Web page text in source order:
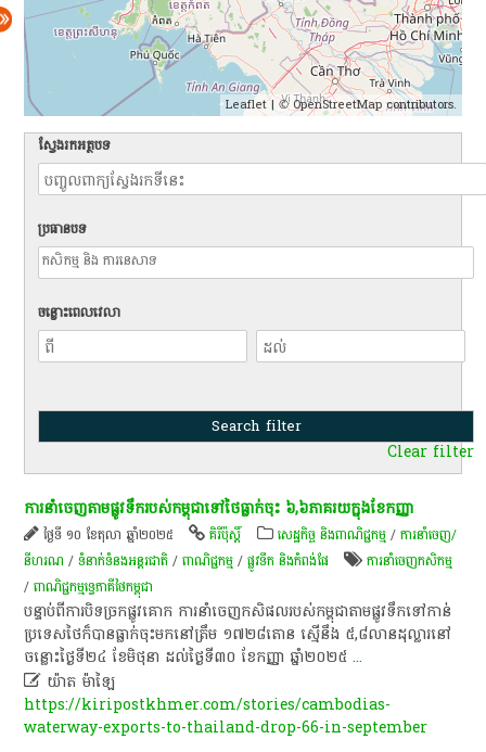
Leaflet| © OpenStreetMapcontributors.
ស្វែងរកអត្ថបទ
ប្រធានបទ
ចន្លោះពេលវេលា
Clear filter
ការ​នាំចេញ​តាម​ផ្លូវ​ទឹក​របស់​កម្ពុជា​ទៅ​ថៃ​ធ្លាក់ចុះ​ ​៦,៦​ភាគរយ​ក្នុង​ខែកញ្ញា
ថ្ងៃទី ១០ ខែតុលា ឆ្នាំ២០២៥ គិរីប៉ុស្តិ៍ សេដ្ឋកិច្ច និងពាណិជ្ជកម្ម /ការនាំចេញ/
នីហរណ /ទំនាក់ទំនងអន្តរជាតិ /ពាណិជ្ជកម្ម /ផ្លូវទឹក និងកំពង់ផែ
ការនាំចេញកសិកម្ម
/ពាណិជ្ជកម្ម​ទ្វេ​ភាគី​ថៃកម្ពុជា
បន្ទាប់ពី​ការ​បិទ​ច្រកផ្លូវគោក​ ​ការ​នាំចេញ​កសិផល​របស់​កម្ពុជា​តាម​ផ្លូវ​ទឹក​ទៅកាន់​
ប្រទេស​ថៃ​ក៏​បាន​ធ្លាក់ចុះ​មក​នៅ​ត្រឹម​ ​១៧២៨​តោន ​ស្មើនឹង​ ​៥,៨​លាន​ដុល្លារ​នៅ​
ចន្លោះ​ថ្ងៃទី​២៤​ ​ខែមិថុនា​ ​ដល់​ថ្ងៃទី​៣០​ ​ខែកញ្ញា​ ​ឆ្នាំ​២០២៥...
 យ៉ាត ម៉ាឡៃ
https://kiripostkhmer.com/stories/cambodias-
waterway-exports-to-thailand-drop-66-in-september